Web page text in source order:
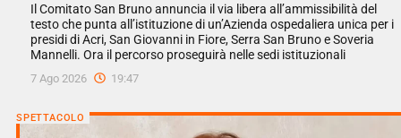
Il Comitato San Bruno annuncia il via libera all’ammissibilità del
testo che punta all’istituzione di un’Azienda ospedaliera unica per i
presidi di Acri, San Giovanni in Fiore, Serra San Bruno e Soveria
Mannelli. Ora il percorso proseguirà nelle sedi istituzionali
7 Ago 2026 19:47
SPETTACOLO